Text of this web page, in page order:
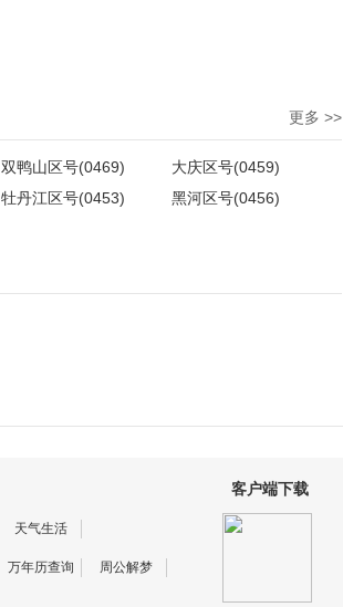
更多 >>
双鸭山区号(0469)
大庆区号(0459)
牡丹江区号(0453)
黑河区号(0456)
天气生活
万年历查询 周公解梦
客户端下载